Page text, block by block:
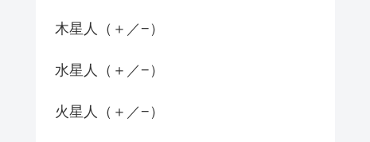
木星人（＋／−）
水星人（＋／−）
火星人（＋／−）